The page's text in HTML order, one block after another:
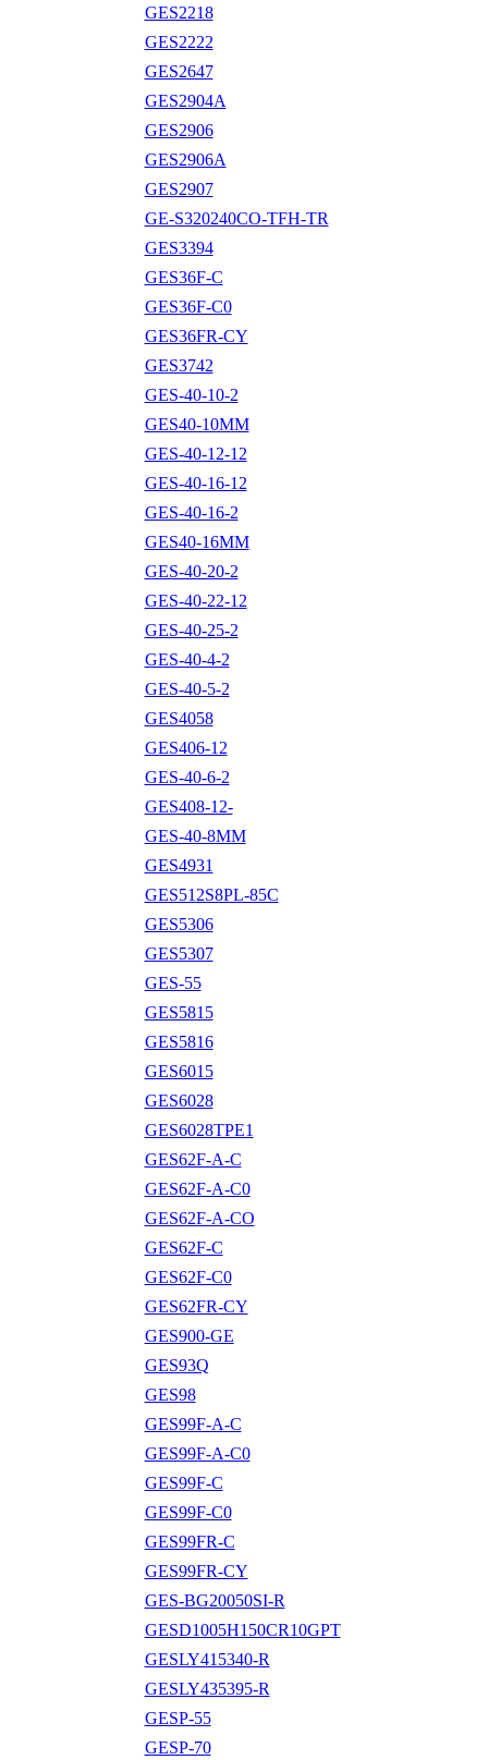
GES2218
GES2222
GES2647
GES2904A
GES2906
GES2906A
GES2907
GE-S320240CO-TFH-TR
GES3394
GES36F-C
GES36F-C0
GES36FR-CY
GES3742
GES-40-10-2
GES40-10MM
GES-40-12-12
GES-40-16-12
GES-40-16-2
GES40-16MM
GES-40-20-2
GES-40-22-12
GES-40-25-2
GES-40-4-2
GES-40-5-2
GES4058
GES406-12
GES-40-6-2
GES408-12-
GES-40-8MM
GES4931
GES512S8PL-85C
GES5306
GES5307
GES-55
GES5815
GES5816
GES6015
GES6028
GES6028TPE1
GES62F-A-C
GES62F-A-C0
GES62F-A-CO
GES62F-C
GES62F-C0
GES62FR-CY
GES900-GE
GES93Q
GES98
GES99F-A-C
GES99F-A-C0
GES99F-C
GES99F-C0
GES99FR-C
GES99FR-CY
GES-BG20050SI-R
GESD1005H150CR10GPT
GESLY415340-R
GESLY435395-R
GESP-55
GESP-70